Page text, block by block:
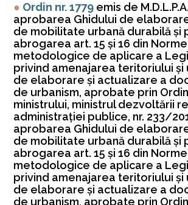
● Ordin nr. 1779 emis de
aprobarea Ghidului de
de mobilitate urbană durabilă şi
abrogarea art. 15 şi 16 din
metodologice de aplicare a
privind amenajarea teritoriului şi
de elaborare şi actualizare a
de urbanism, aprobate prin
ministrului, ministrul dezvoltării
administraţiei publice, nr. 233/
aprobarea Ghidului de
de mobilitate urbană durabilă şi
abrogarea art. 15 şi 16 din
metodologice de aplicare a
privind amenajarea teritoriului şi
de elaborare şi actualizare a
de urbanism, aprobate prin